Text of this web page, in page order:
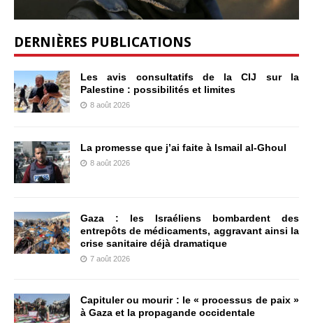
DERNIÈRES PUBLICATIONS
Les avis consultatifs de la CIJ sur la
Palestine : possibilités et limites
8 août 2026
La promesse que j’ai faite à Ismail al-Ghoul
8 août 2026
Gaza : les Israéliens bombardent des
entrepôts de médicaments, aggravant ainsi la
crise sanitaire déjà dramatique
7 août 2026
Capituler ou mourir : le « processus de paix »
à Gaza et la propagande occidentale